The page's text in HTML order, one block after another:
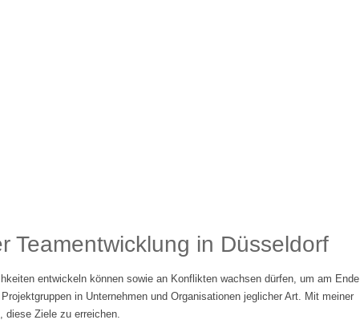
Teamentwicklung in Düsseldorf
entwickeln können sowie an Konflikten wachsen dürfen, um am Ende
in Unternehmen und Organisationen jeglicher Art. Mit meiner
diese Ziele zu erreichen.